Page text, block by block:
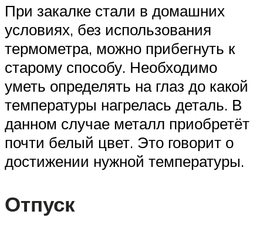
При закалке стали в домашних
условиях, без использования
термометра, можно прибегнуть к
старому способу. Необходимо
уметь определять на глаз до какой
температуры нагрелась деталь. В
данном случае металл приобретёт
почти белый цвет. Это говорит о
достижении нужной температуры.
Отпуск